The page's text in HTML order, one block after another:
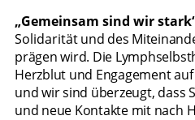
„Gemeinsam sind wir
Solidarität und des
prägen wird. Die
Herzblut und Engagement
und wir sind überzeugt, dass
und neue Kontakte mit nach